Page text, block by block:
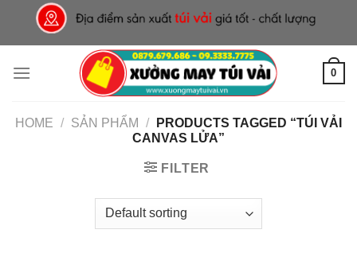
content
0
HOME / SẢN PHẨM /
PRODUCTS TAGGED “TÚI VẢI
CANVAS LỬA”
FILTER